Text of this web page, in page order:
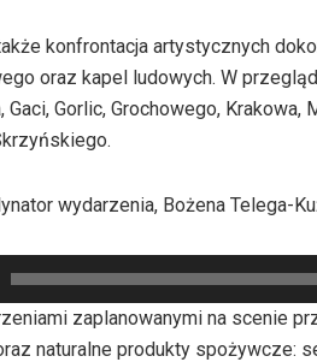
konfrontacja artystycznych
oraz kapel ludowych. W
Gaci, Gorlic, Grochowego, Krakowa,
wydarzenia, Bożena Telega-
zaplanowanymi na scenie
naturalne produkty spożywcze: